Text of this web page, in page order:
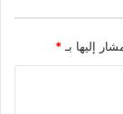
إليها بـ*